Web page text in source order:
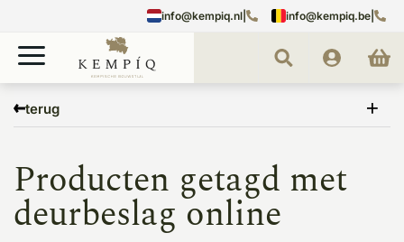
info@kempiq.nl info@kempiq.be
terug
deurbeslag online
Producten getagd met
deurbeslag online